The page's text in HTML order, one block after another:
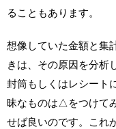
ることもあります。
想像していた金額と集
きは、その原因を分析
封筒もしくはレシート
昧なものは△をつけて
せば良いのです。これ